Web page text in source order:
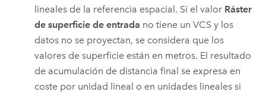
lineales de la referencia espacial. Si el valor Ráster
de superficie de entrada no tiene un VCS y los
datos no se proyectan, se considera que los
valores de superficie están en metros. El resultado
de acumulación de distancia final se expresa en
coste por unidad lineal o en unidades lineales si